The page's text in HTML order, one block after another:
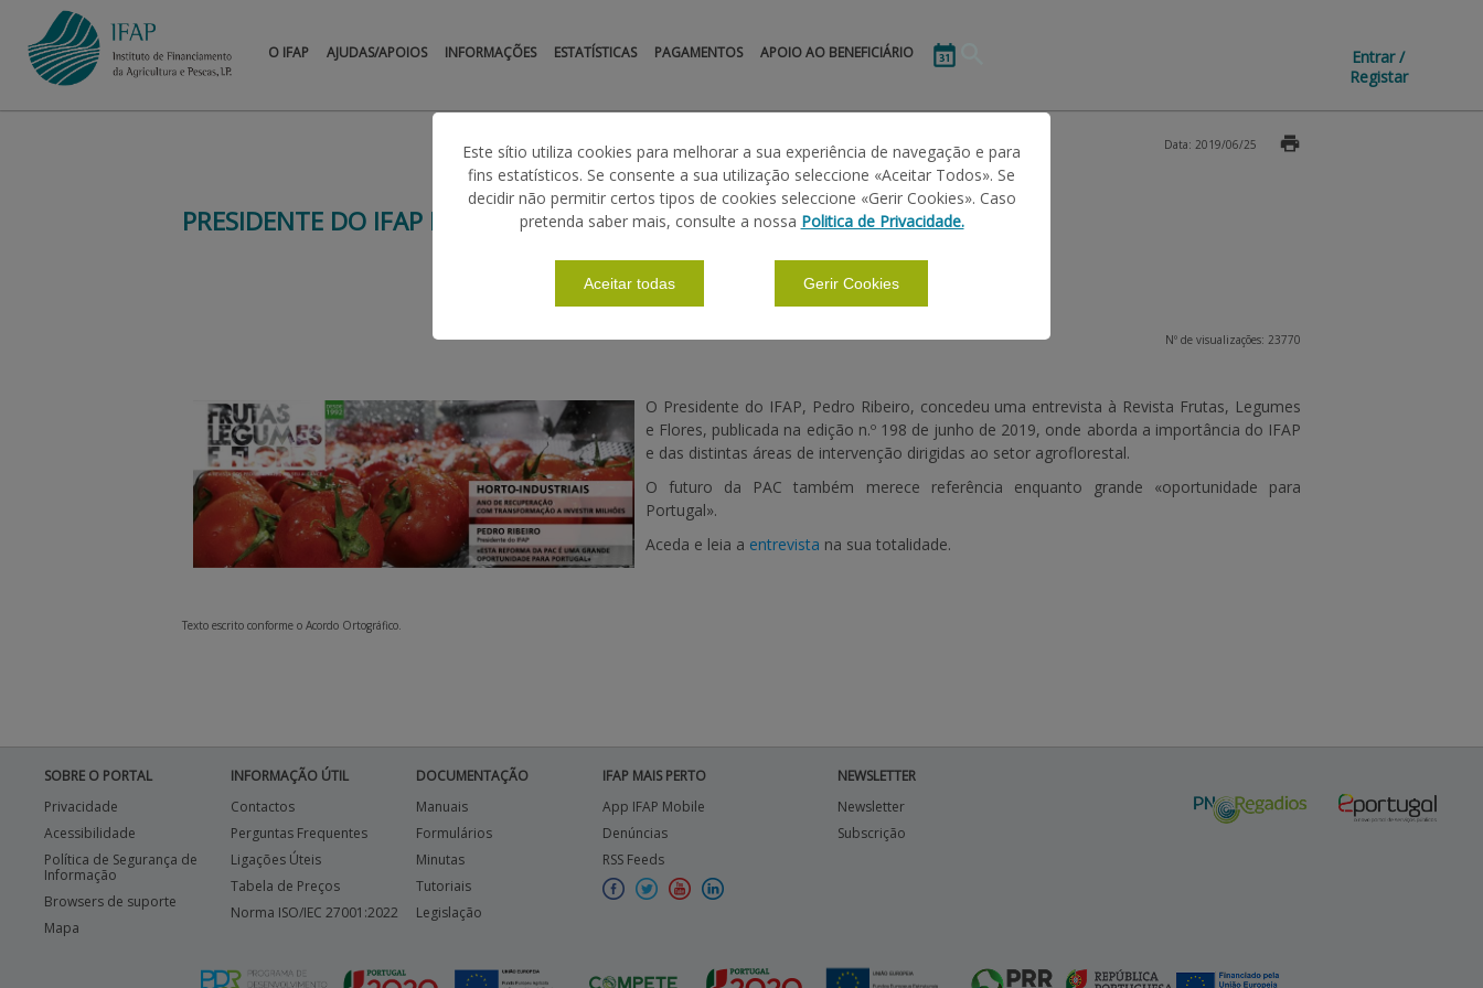
O IFAP AJUDAS/APOIOS INFORMAÇÕES ESTATÍSTICAS PAGAMENTOS APOIO AO BENEFICIÁRIO
Entrar /
Registar
PRESIDENTE DO IFAP EM ENTREVISTA
Data: 2019/06/25
Nº de visualizações: 23770
O Presidente do IFAP, Pedro Ribeiro, concedeu uma entrevista à Revista Frutas, Legumes
e Flores, publicada na edição n.º 198 de junho de 2019, onde aborda a importância do IFAP
e das distintas áreas de intervenção dirigidas ao setor agroflorestal.
O futuro da PAC também merece referência enquanto grande «oportunidade para
Portugal».
Aceda e leia a entrevista na sua totalidade.
Texto escrito conforme o Acordo Ortográfico.
SOBRE O PORTAL
Privacidade
Acessibilidade
Política de Segurança de
Informação
Browsers de suporte
Mapa
INFORMAÇÃO ÚTIL
Contactos
Perguntas Frequentes
Ligações Úteis
Tabela de Preços
Norma ISO/IEC 27001:2022
DOCUMENTAÇÃO
Manuais
Formulários
Minutas
Tutoriais
Legislação
IFAP MAIS PERTO
App IFAP Mobile
Denúncias
RSS Feeds
NEWSLETTER
Newsletter
Subscrição
Este sítio utiliza cookies para melhorar a sua experiência de navegação e para
fins estatísticos. Se consente a sua utilização seleccione «Aceitar Todos». Se
decidir não permitir certos tipos de cookies seleccione «Gerir Cookies». Caso
pretenda saber mais, consulte a nossa Politica de Privacidade.
Aceitar todas Gerir Cookies